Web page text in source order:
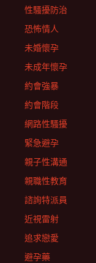
性騷擾防治
恐怖情人
未婚懷孕
未成年懷孕
約會強暴
約會階段
網路性騷擾
緊急避孕
親子性溝通
親職性教育
諮詢特派員
近視雷射
追求戀愛
避孕藥